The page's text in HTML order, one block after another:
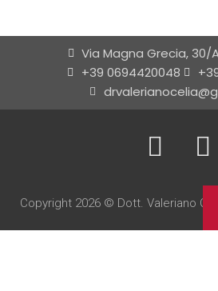
Via Magna Grecia, 30/
+39 0694420048
Copyright 2026 © Dott. Valeriano